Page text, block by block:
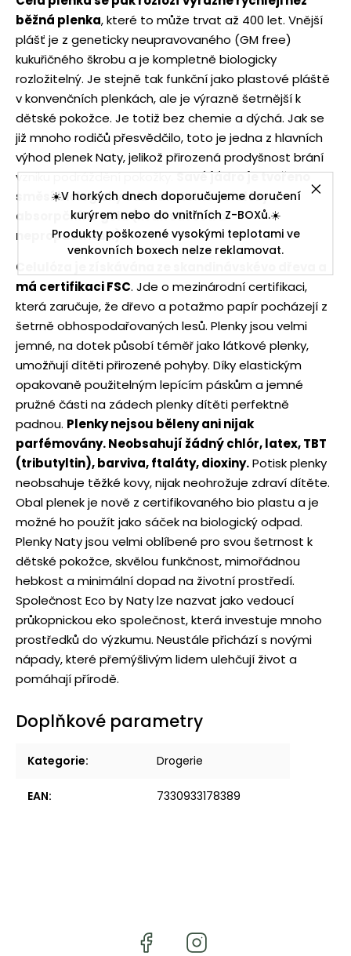
☀️V horkých dnech doporučujeme doručení
kurýrem nebo do vnitřních Z-BOXů.☀️
Produkty poškozené vysokými teplotami ve
venkovních boxech nelze reklamovat.
běžná plenka, které to může trvat až 400 let. Vnější
plášť je z geneticky neupravovaného (GM free)
kukuřičného škrobu a je kompletně biologicky
rozložitelný. Je stejně tak funkční jako plastové pláště
v konvenčních plenkách, ale je výrazně šetrnější k
dětské pokožce. Je totiž bez chemie a dýchá. Jak se
již mnoho rodičů přesvědčilo, toto je jedna z hlavních
výhod plenek Naty, jelikož přirozená prodyšnost brání
vzniku podráždění pokožky.Savé jádro je tvořeno
směsí biologicky odbouratelné celulózy a
absorpčního gelu (kvůli savosti a
nepropustnosti).
Celulóza je získávána ze skandinávskévo dřeva a
má certifikaci FSC. Jde o mezinárodní certifikaci,
která zaručuje, že dřevo a potažmo papír pocházejí z
šetrně obhospodařovaných lesů. Plenky jsou velmi
jemné, na dotek působí téměř jako látkové plenky,
umožňují dítěti přirozené pohyby. Díky elastickým
opakovaně použitelným lepícím páskům a jemné
pružné části na zádech plenky dítěti perfektně
padnou. Plenky nejsou běleny ani nijak
parfémovány. Neobsahují žádný chlór, latex, TBT
(tributyltin), barviva, ftaláty, dioxiny.Potisk plenky
neobsahuje těžké kovy, nijak neohrožuje zdraví dítěte.
Obal plenek je nově z certifikovaného bio plastu a je
možné ho použít jako sáček na biologický odpad.
Plenky Naty jsou velmi oblíbené pro svou šetrnost k
dětské pokožce, skvělou funkčnost, mimořádnou
hebkost a minimální dopad na životní prostředí.
Společnost Eco by Naty lze nazvat jako vedoucí
průkopnickou eko společnost, která investuje mnoho
prostředků do výzkumu. Neustále přichází s novými
nápady, které přemýšlivým lidem ulehčují život a
pomáhají přírodě.
Doplňkové parametry
Kategorie: Drogerie
EAN: 7330933178389